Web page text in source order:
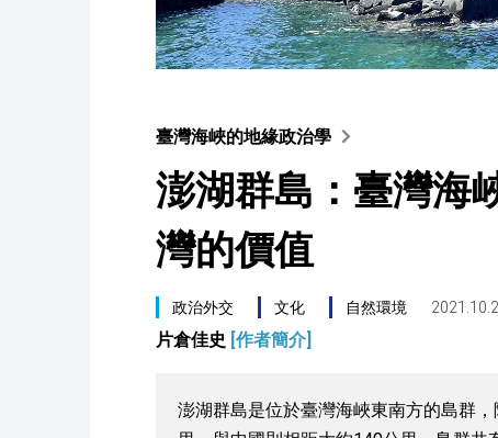
臺灣海峽的地緣政治學
澎湖群島：臺灣海
灣的價值
政治外交 文化 自然環境
片倉佳史 [作者簡介]
澎湖群島是位於臺灣海峽東南方的島群